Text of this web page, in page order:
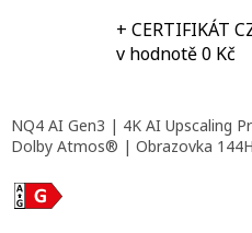
+ CERTIFIKÁT
v hodnotě 0 Kč
NQ4 AI Gen3 | 4K AI Upscaling
Dolby Atmos® | Obrazovka